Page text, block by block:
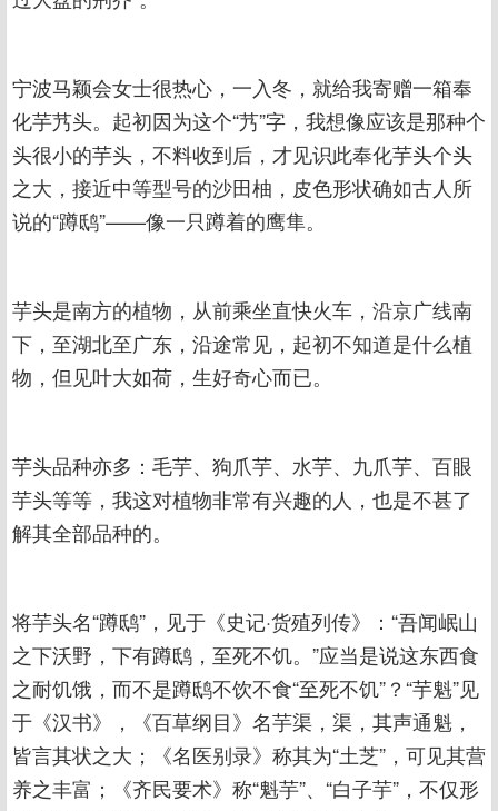
宁波马颖会女士很热心，一入冬，就给我寄赠一箱奉
化芋艿头。起初因为这个“艿”字，我想像应该是那种个
头很小的芋头，不料收到后，才见识此奉化芋头个头
之大，接近中等型号的沙田柚，皮色形状确如古人所
说的“蹲鸱”——像一只蹲着的鹰隼。
芋头是南方的植物，从前乘坐直快火车，沿京广线南
下，至湖北至广东，沿途常见，起初不知道是什么植
物，但见叶大如荷，生好奇心而已。
芋头品种亦多：毛芋、狗爪芋、水芋、九爪芋、百眼
芋头等等，我这对植物非常有兴趣的人，也是不甚了
解其全部品种的。
将芋头名“蹲鸱”，见于《史记·货殖列传》：“吾闻岷山
之下沃野，下有蹲鸱，至死不饥。”应当是说这东西食
之耐饥饿，而不是蹲鸱不饮不食“至死不饥”？“芋魁”见
于《汉书》，《百草纲目》名芋渠，渠，其声通魁，
皆言其状之大；《名医别录》称其为“土芝”，可见其营
养之丰富；《齐民要术》称“魁芋”、“白子芋”，不仅形